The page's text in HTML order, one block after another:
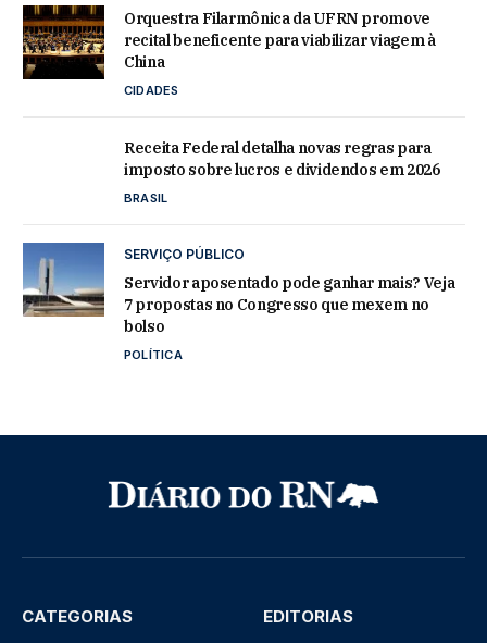
Orquestra Filarmônica da UFRN promove
recital beneficente para viabilizar viagem à
China
CIDADES
Receita Federal detalha novas regras para
imposto sobre lucros e dividendos em 2026
BRASIL
SERVIÇO PÚBLICO
Servidor aposentado pode ganhar mais? Veja
7 propostas no Congresso que mexem no
bolso
POLÍTICA
CATEGORIAS EDITORIAS